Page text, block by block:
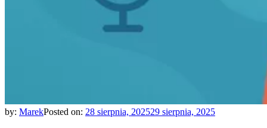
by: MarekPosted on: 28 sierpnia, 202529 sierpnia, 2025